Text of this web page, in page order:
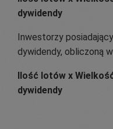
dywidendy
Inwestorzy
dywidendy, obliczoną
Ilość lotów x
dywidendy